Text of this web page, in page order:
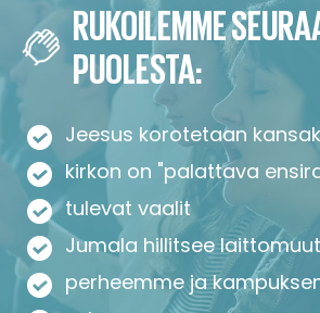
RUKOILEMME
PUOLESTA:
Jeesus korotetaan
kirkon on "palattava
tulevat vaalit
Jumala hillitsee
perheemme ja